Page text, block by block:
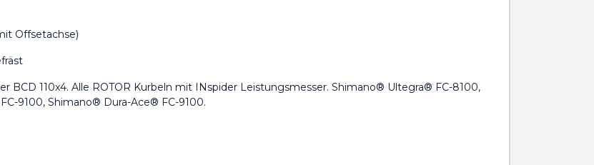
Offsetachse)
BCD 110x4. Alle ROTOR Kurbeln mit INspider Leistungsmesser. Shimano® Ultegra® FC-8100,
9100, Shimano® Dura-Ace® FC-9100.